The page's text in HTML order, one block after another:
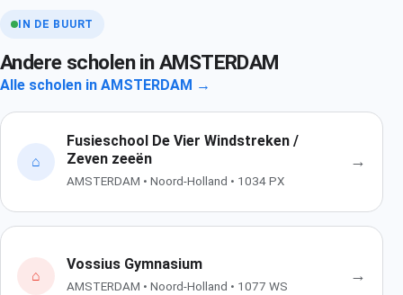
IN DE BUURT
Andere scholen in AMSTERDAM
Alle scholen in AMSTERDAM →
⌂
Fusieschool De Vier Windstreken /
Zeven zeeën
AMSTERDAM • Noord-Holland • 1034 PX
→
⌂
Vossius Gymnasium
AMSTERDAM • Noord-Holland • 1077 WS
→